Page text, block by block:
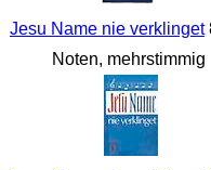
Jesu Name nie verklinget
Noten, mehrstimmig